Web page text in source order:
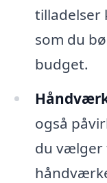
tilladelser
som du
budget.
også
du vælger